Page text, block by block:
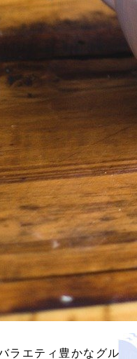
ラエティ豊かなグル